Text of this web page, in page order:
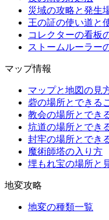
災域の攻略と発生
王の証の使い道と
コレクターの看板
ストームルーラー
マップ情報
マップと地図の見
砦の場所とできる
教会の場所とでき
坑道の場所とでき
封牢の場所とでき
魔術師塔の入り方
埋もれ宝の場所と
地変攻略
地変の種類一覧